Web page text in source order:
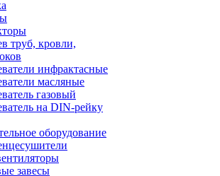
труб, кровли,
инфрактасные
масляные
газовый
на DIN-рейку
оборудование
завесы